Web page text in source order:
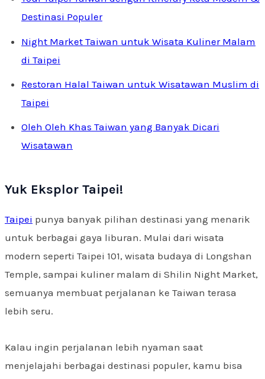
Destinasi Populer
Night Market Taiwan untuk Wisata Kuliner Malam
di Taipei
Restoran Halal Taiwan untuk Wisatawan Muslim di
Taipei
Oleh Oleh Khas Taiwan yang Banyak Dicari
Wisatawan
Yuk Eksplor Taipei!
Taipei punya banyak pilihan destinasi yang menarik
untuk berbagai gaya liburan. Mulai dari wisata
modern seperti Taipei 101, wisata budaya di Longshan
Temple, sampai kuliner malam di Shilin Night Market,
semuanya membuat perjalanan ke Taiwan terasa
lebih seru.
Kalau ingin perjalanan lebih nyaman saat
menjelajahi berbagai destinasi populer, kamu bisa